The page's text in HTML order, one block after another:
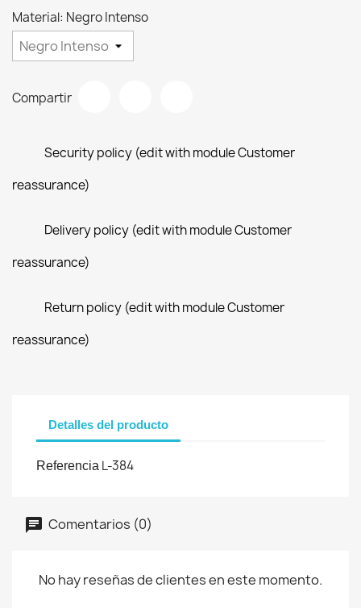
Material: Negro Intenso
Compartir
Security policy (edit with module Customer
reassurance)
Delivery policy (edit with module Customer
reassurance)
Return policy (edit with module Customer
reassurance)
Detalles del producto
Referencia L-384
Comentarios (0)
No hay reseñas de clientes en este momento.